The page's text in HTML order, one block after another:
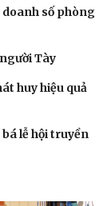
doanh số phòng
Tày
huy hiệu quả
lễ hội truyền